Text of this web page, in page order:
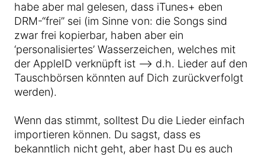
habe aber mal gelesen, dass iTunes+ eben
DRM-“frei” sei (im Sinne von: die Songs sind
zwar frei kopierbar, haben aber ein
‘personalisiertes’ Wasserzeichen, welches mit
der AppleID verknüpft ist –> d.h. Lieder auf den
Tauschbörsen könnten auf Dich zurückverfolgt
werden).
Wenn das stimmt, solltest Du die Lieder einfach
importieren können. Du sagst, dass es
bekanntlich nicht geht, aber hast Du es auch